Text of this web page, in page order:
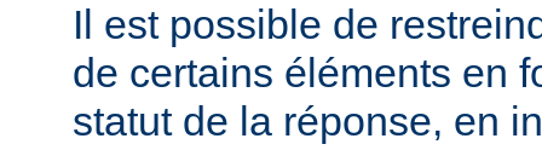
Il est possible de
de certains éléments en
statut de la réponse, en